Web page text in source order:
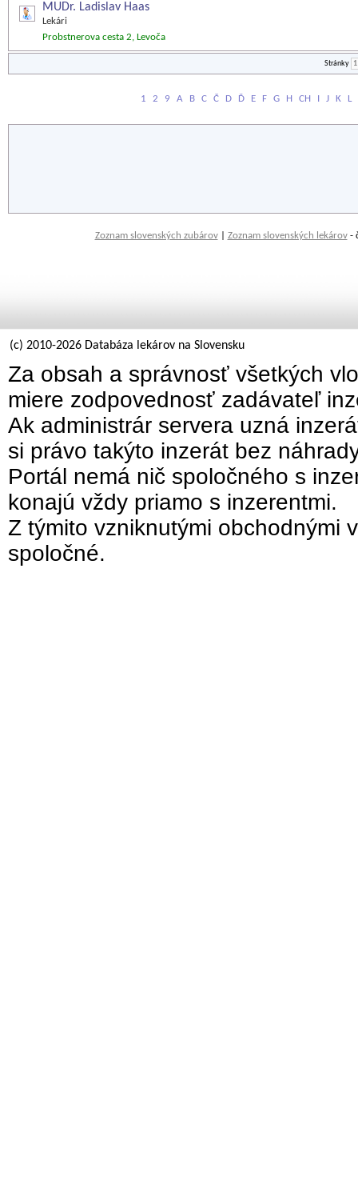
MUDr. Ladislav Haas
Lekári
Probstnerova cesta 2, Levoča
Stránky 1
1 2 9 A B C Č D Ď E F G H CH I J K L
Zoznam slovenských zubárov| Zoznam slovenských lekárov-
(c) 2010-2026 Databáza lekárov na Slovensku
Za obsah a správnosť všetkých
miere zodpovednosť zadávateľ
Ak administrár servera uzná
si právo takýto inzerát bez
Portál nemá nič spoločného s
konajú vždy priamo s inzerentmi.
Z týmito vzniknutými obchodnými
spoločné.